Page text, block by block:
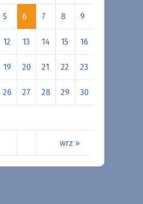
wrz »
5 6 7 8 9
12 13 14 15 16
19 20 21 22 23
26 27 28 29 30